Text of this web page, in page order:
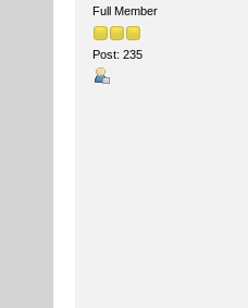
Full Member
Post: 235